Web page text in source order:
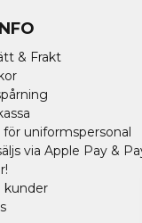
& Frakt
för uniformspersonal
via Apple Pay &
kunder